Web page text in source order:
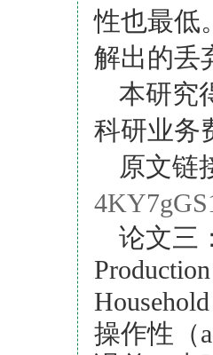
性也最低
解出的丢
本研究
科研业务
原文链
论文三
操作性（